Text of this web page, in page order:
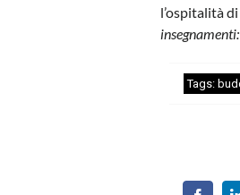
l’ospitalità
Tags: